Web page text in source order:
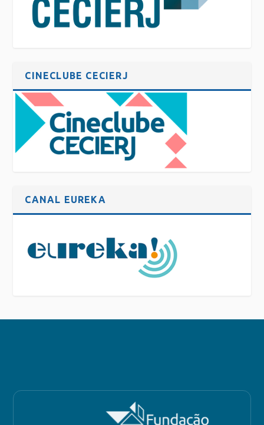
CINECLUBE CECIERJ
CANAL EUREKA